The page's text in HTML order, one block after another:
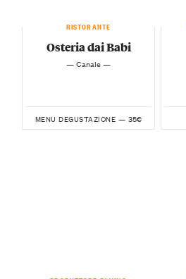
RISTORANTE
Osteria dai Babi
— Canale —
MENU DEGUSTAZIONE — 35€